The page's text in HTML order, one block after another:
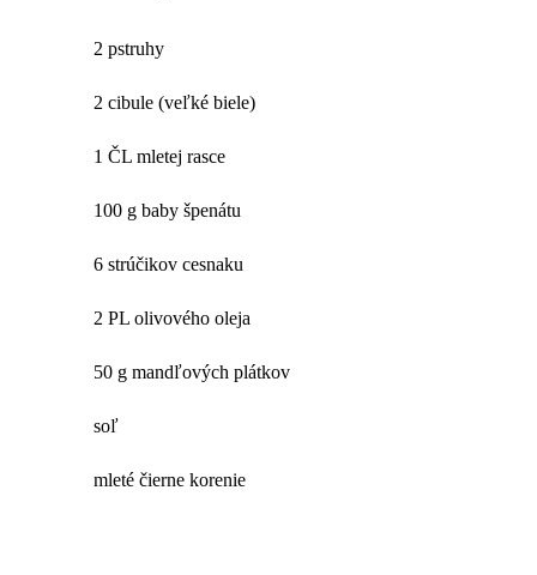
2 pstruhy
2 cibule (veľké biele)
1 ČL mletej rasce
100 g baby špenátu
6 strúčikov cesnaku
2 PL olivového oleja
50 g mandľových plátkov
soľ
mleté čierne korenie